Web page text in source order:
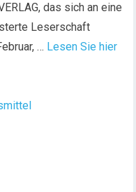
das sich an eine
Leserschaft
… Lesen Sie hier